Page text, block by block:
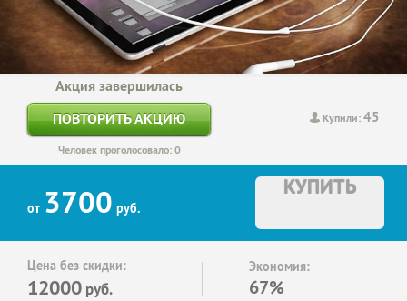
Купили:45
Акция завершилась
ПОВТОРИТЬ АКЦИЮ
Человек проголосовало: 0
от 3700 руб.
КУПИТЬ
Цена без скидки:
12000 руб.
Экономия:
67%